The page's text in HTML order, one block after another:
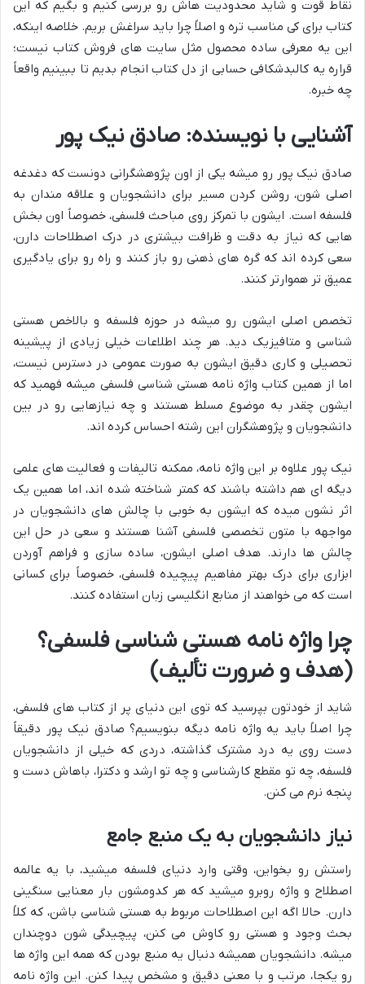
نقاط قوت و شاید محدودیت هاش رو بررسی کنیم و بگیم که این
کتاب برای کی مناسب تره و اصلاً چرا باید سراغش بریم. خلاصه اینکه،
این یه معرفی ساده محصول مثل سایت های فروش کتاب نیست؛
قراره یه کالبدشکافی حسابی از دل کتاب انجام بدیم تا ببینیم واقعاً
چه خبره.
آشنایی با نویسنده: صادق نیک پور
صادق نیک پور رو میشه یکی از اون پژوهشگرانی دونست که دغدغه
اصلی شون، روشن کردن مسیر برای دانشجویان و علاقه مندان به
فلسفه است. ایشون با تمرکز روی مباحث فلسفی، خصوصاً اون بخش
هایی که نیاز به دقت و ظرافت بیشتری در درک اصطلاحات دارن،
سعی کرده اند که گره های ذهنی رو باز کنند و راه رو برای یادگیری
عمیق تر هموارتر کنند.
تخصص اصلی ایشون رو میشه در حوزه فلسفه و بالاخص هستی
شناسی و متافیزیک دید. هر چند اطلاعات خیلی زیادی از پیشینه
تحصیلی و کاری دقیق ایشون به صورت عمومی در دسترس نیست،
اما از همین کتاب واژه نامه هستی شناسی فلسفی میشه فهمید که
ایشون چقدر به موضوع مسلط هستند و چه نیازهایی رو در بین
دانشجویان و پژوهشگران این رشته احساس کرده اند.
نیک پور علاوه بر این واژه نامه، ممکنه تالیفات و فعالیت های علمی
دیگه ای هم داشته باشند که کمتر شناخته شده اند، اما همین یک
اثر نشون میده که ایشون به خوبی با چالش های دانشجویان در
مواجهه با متون تخصصی فلسفی آشنا هستند و سعی در حل این
چالش ها دارند. هدف اصلی ایشون، ساده سازی و فراهم آوردن
ابزاری برای درک بهتر مفاهیم پیچیده فلسفی، خصوصاً برای کسانی
است که می خواهند از منابع انگلیسی زبان استفاده کنند.
چرا واژه نامه هستی شناسی فلسفی؟
(هدف و ضرورت تألیف)
شاید از خودتون بپرسید که توی این دنیای پر از کتاب های فلسفی،
چرا اصلاً باید یه واژه نامه دیگه بنویسیم؟ صادق نیک پور دقیقاً
دست روی یه درد مشترک گذاشته، دردی که خیلی از دانشجویان
فلسفه، چه تو مقطع کارشناسی و چه تو ارشد و دکترا، باهاش دست و
پنجه نرم می کنن.
نیاز دانشجویان به یک منبع جامع
راستش رو بخواین، وقتی وارد دنیای فلسفه میشید، با یه عالمه
اصطلاح و واژه روبرو میشید که هر کدومشون بار معنایی سنگینی
دارن. حالا اگه این اصطلاحات مربوط به هستی شناسی باشن، که کلاً
بحث وجود و هستی رو کاوش می کنن، پیچیدگی شون دوچندان
میشه. دانشجویان همیشه دنبال یه منبع بودن که همه این واژه ها
رو یکجا، مرتب و با معنی دقیق و مشخص پیدا کنن. این واژه نامه